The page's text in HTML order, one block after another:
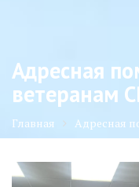
ЦЕНТР"
Адресная
ветеранам
Главная Адресная